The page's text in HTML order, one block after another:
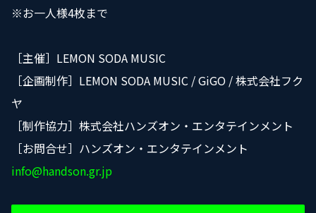
※お一人様4枚まで
［主催］LEMON SODA MUSIC
［企画制作］LEMON SODA MUSIC / GiGO / 株式会社フク
ヤ
［制作協力］株式会社ハンズオン・エンタテインメント
［お問合せ］ハンズオン・エンタテインメント
info@handson.gr.jp